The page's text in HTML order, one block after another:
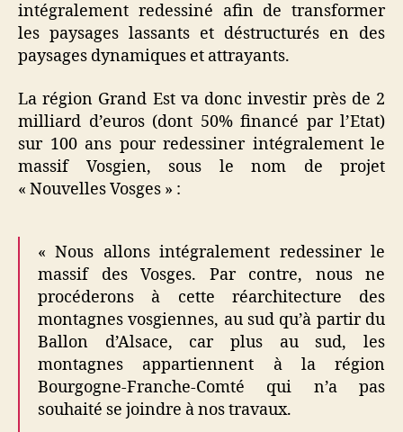
intégralement redessiné afin de transformer
les paysages lassants et déstructurés en des
paysages dynamiques et attrayants.
La région Grand Est va donc investir près de 2
milliard d’euros (dont 50% financé par l’Etat)
sur 100 ans pour redessiner intégralement le
massif Vosgien, sous le nom de projet
« Nouvelles Vosges » :
« Nous allons intégralement redessiner le
massif des Vosges. Par contre, nous ne
procéderons à cette réarchitecture des
montagnes vosgiennes, au sud qu’à partir du
Ballon d’Alsace, car plus au sud, les
montagnes appartiennent à la région
Bourgogne-Franche-Comté qui n’a pas
souhaité se joindre à nos travaux.